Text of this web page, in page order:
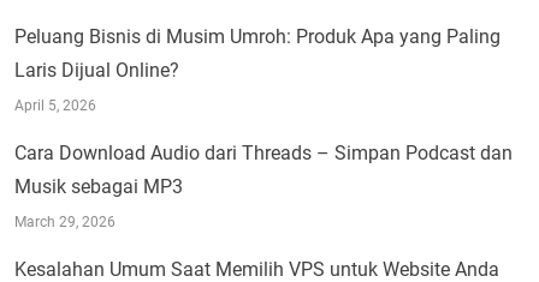
Peluang Bisnis di Musim Umroh: Produk Apa yang Paling
Laris Dijual Online?
April 5, 2026
Cara Download Audio dari Threads – Simpan Podcast dan
Musik sebagai MP3
March 29, 2026
Kesalahan Umum Saat Memilih VPS untuk Website Anda